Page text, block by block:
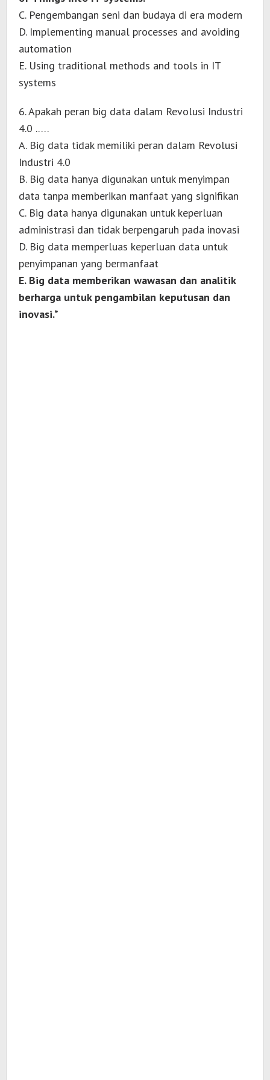
C. Pengembangan seni dan budaya di era modern
D. Implementing manual processes and avoiding
automation
E. Using traditional methods and tools in IT
systems
6. Apakah peran big data dalam Revolusi Industri
4.0 .….
A. Big data tidak memiliki peran dalam Revolusi
Industri 4.0
B. Big data hanya digunakan untuk menyimpan
data tanpa memberikan manfaat yang signifikan
C. Big data hanya digunakan untuk keperluan
administrasi dan tidak berpengaruh pada inovasi
D. Big data memperluas keperluan data untuk
penyimpanan yang bermanfaat
E. Big data memberikan wawasan dan analitik
berharga untuk pengambilan keputusan dan
inovasi.*